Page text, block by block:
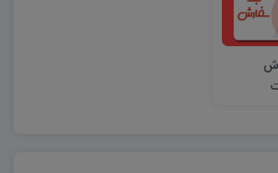
مطابق با ضوابط و مقررات سایت، از